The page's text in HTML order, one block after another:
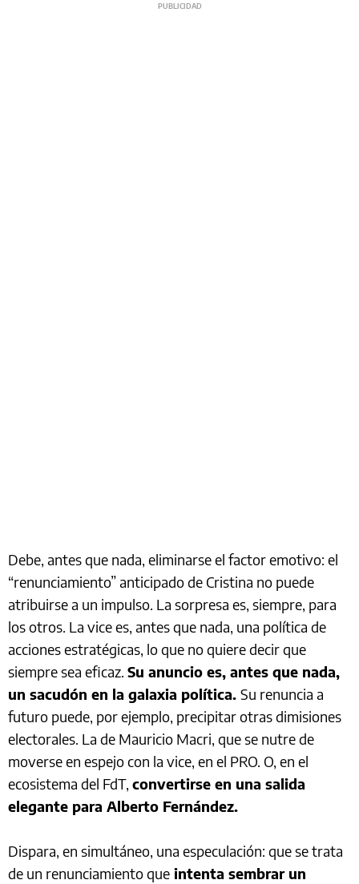
Debe, antes que nada, eliminarse el factor emotivo: el
“renunciamiento” anticipado de Cristina no puede
atribuirse a un impulso. La sorpresa es, siempre, para
los otros. La vice es, antes que nada, una política de
acciones estratégicas, lo que no quiere decir que
siempre sea eficaz. Su anuncio es, antes que nada,
un sacudón en la galaxia política. Su renuncia a
futuro puede, por ejemplo, precipitar otras dimisiones
electorales. La de Mauricio Macri, que se nutre de
moverse en espejo con la vice, en el PRO. O, en el
ecosistema del FdT, convertirse en una salida
elegante para Alberto Fernández.
Dispara, en simultáneo, una especulación: que se trata
de un renunciamiento que intenta sembrar un